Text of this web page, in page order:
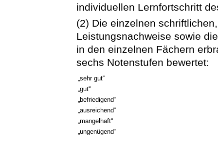
individuellen Lernfortschritt
(2) Die einzelnen
Leistungsnachweise sowie
in den einzelnen Fächern
sechs Notenstufen bewertet:
„sehr gut“
„gut“
„befriedigend“
„ausreichend“
„mangelhaft“
„ungenügend“